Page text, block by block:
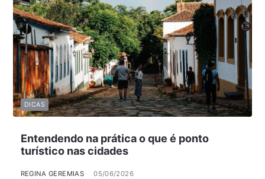
Entendendo na prática o que é ponto
turístico nas cidades
REGINA GEREMIAS 05/06/2026
DICAS